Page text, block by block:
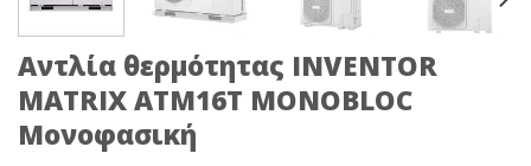
Αντλία θερμότητας INVENTOR
MATRIX ATM16T MONOBLOC
Μονοφασική